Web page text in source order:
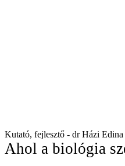
Kutató, fejlesztő - dr Házi Edina
Ahol a biológia